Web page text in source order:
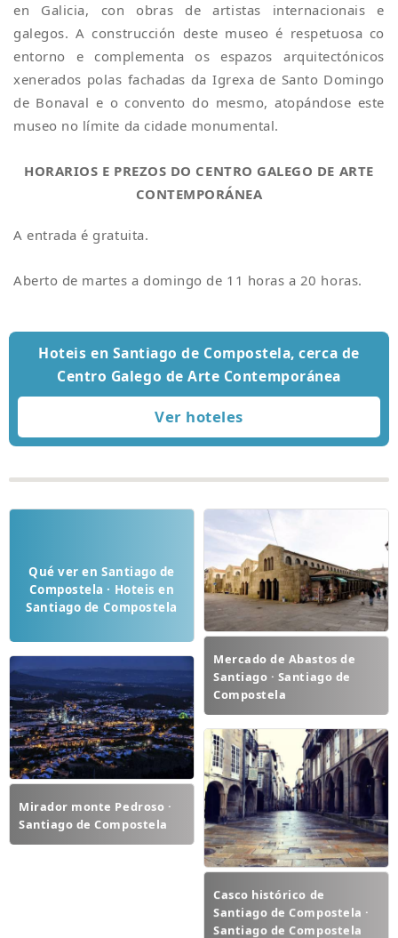
en Galicia, con obras de artistas internacionais e
galegos. A construcción deste museo é respetuosa co
entorno e complementa os espazos arquitectónicos
xenerados polas fachadas da Igrexa de Santo Domingo
de Bonaval e o convento do mesmo, atopándose este
museo no límite da cidade monumental.
HORARIOS E PREZOS DO CENTRO GALEGO DE ARTE
CONTEMPORÁNEA
A entrada é gratuita.
Aberto de martes a domingo de 11 horas a 20 horas.
Hoteis en Santiago de Compostela, cerca de
Centro Galego de Arte Contemporánea
Qué ver en Santiago de
Compostela · Hoteis en
Santiago de Compostela
Mercado de Abastos de
Santiago · Santiago de
Compostela
Mirador monte Pedroso ·
Santiago de Compostela
Casco histórico de
Santiago de Compostela ·
Santiago de Compostela